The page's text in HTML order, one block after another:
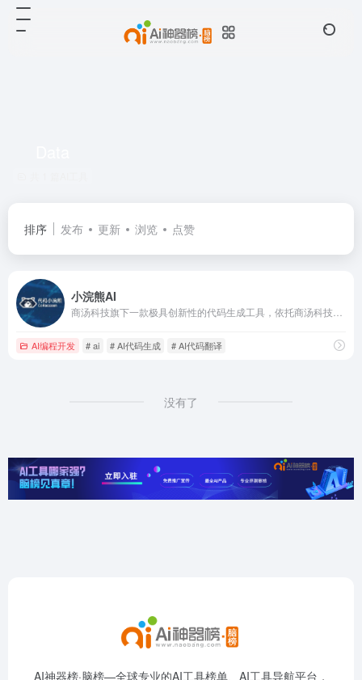
排序 发布 更新 浏览 点赞
小浣熊AI
AI编程开发 # ai # AI代码生成 # AI代码翻译
没有了
AI神器榜·脑榜—全球专业的AI工具榜单、AI工具导航平台，